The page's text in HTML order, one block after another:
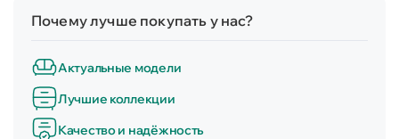
Почему лучше покупать у нас?
Актуальные модели
Лучшие коллекции
Качество и надёжность